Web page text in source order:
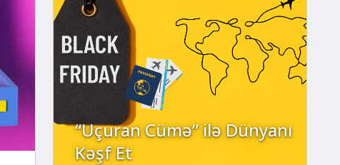
“Uçuran Cümə” ilə Dünyanı
Kəşf Et